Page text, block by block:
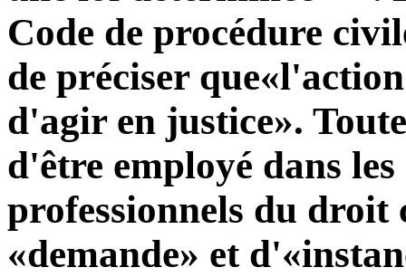
Code de procédure
de préciser
d'agir en justice».
d'être employé dans
professionnels du droit
«demande» et